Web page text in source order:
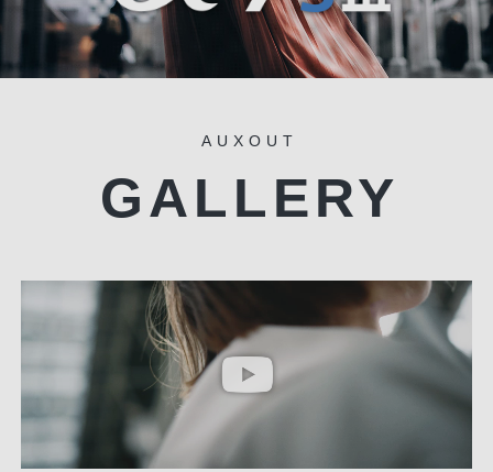
AUXOUT
GALLERY